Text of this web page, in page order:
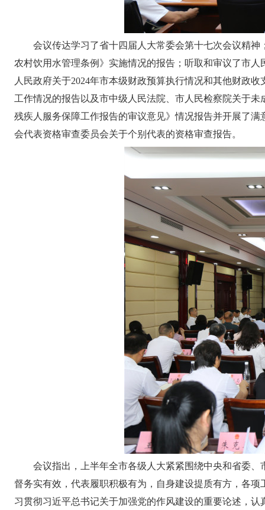
会议传达学习了省十四届人大常委会第十七次会议精
农村饮用水管理条例》实施情况的报告；听取和审议了市
人民政府关于2024年市本级财政预算执行情况和其他财政
工作情况的报告以及市中级人民法院、市人民检察院关于
残疾人服务保障工作报告的审议意见》情况报告并开展了
会代表资格审查委员会关于个别代表的资格审查报告。
会议指出，上半年全市各级人大紧紧围绕中央和省委
督务实有效，代表履职积极有为，自身建设提质有方，各项
习贯彻习近平总书记关于加强党的作风建设的重要论述，